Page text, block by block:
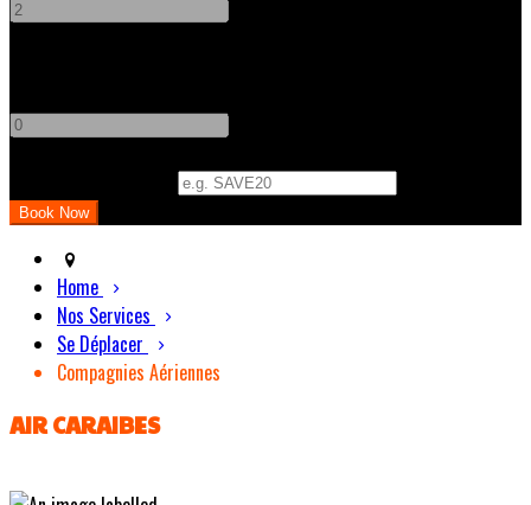
Home
Nos Services
Se Déplacer
Compagnies Aériennes
AIR CARAIBES